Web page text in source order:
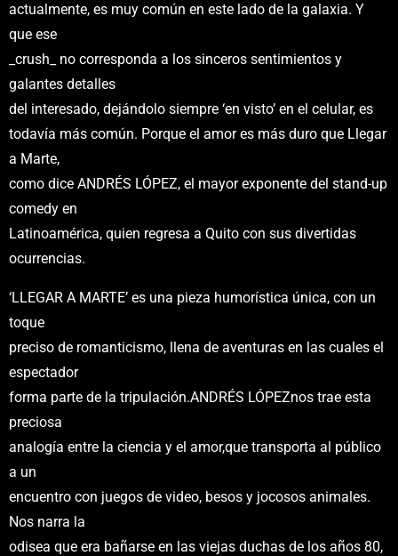
actualmente, es muy común en este lado de la galaxia. Y
que ese
_crush_ no corresponda a los sinceros sentimientos y
galantes detalles
del interesado, dejándolo siempre ‘en visto’ en el celular, es
todavía más común. Porque el amor es más duro que Llegar
a Marte,
como dice ANDRÉS LÓPEZ, el mayor exponente del stand-up
comedy en
Latinoamérica, quien regresa a Quito con sus divertidas
ocurrencias.
‘LLEGAR A MARTE’ es una pieza humorística única, con un
toque
preciso de romanticismo, llena de aventuras en las cuales el
espectador
forma parte de la tripulación.ANDRÉS LÓPEZnos trae esta
preciosa
analogía entre la ciencia y el amor,que transporta al público
a un
encuentro con juegos de video, besos y jocosos animales.
Nos narra la
odisea que era bañarse en las viejas duchas de los años 80,